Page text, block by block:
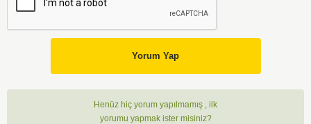
Yorum Yap
Henüz hiç yorum yapılmamış , ilk
yorumu yapmak ister misiniz?